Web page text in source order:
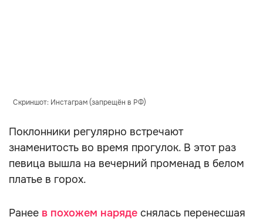
Скриншот: Инстаграм (запрещён в РФ)
Поклонники регулярно встречают
знаменитость во время прогулок. В этот раз
певица вышла на вечерний променад в белом
платье в горох.
Ранее в похожем наряде снялась перенесшая